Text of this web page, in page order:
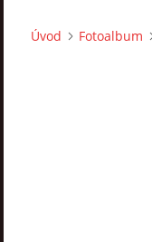
Úvod Fotoalbum